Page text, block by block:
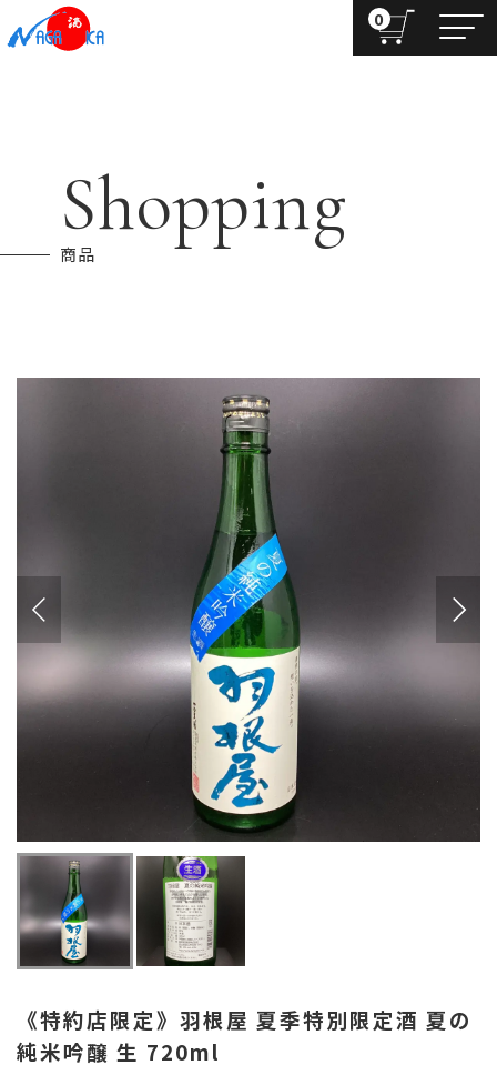
0
Shopping
商品
《特約店限定》羽根屋 夏季特別限定酒 夏の
純米吟醸 生 720ml